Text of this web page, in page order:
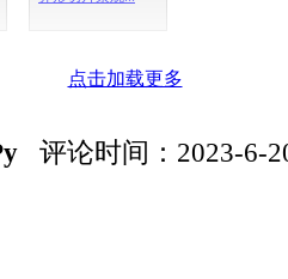
点击加载更多
评论时间： 2023-6-